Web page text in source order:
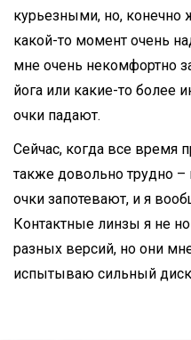
курьезными, но, конечно
какой-то момент очень
мне очень некомфортно
йога или какие-то более
очки падают.
Сейчас, когда все время
также довольно трудно
очки запотевают, и я
Контактные линзы я не
разных версий, но они
испытываю сильный